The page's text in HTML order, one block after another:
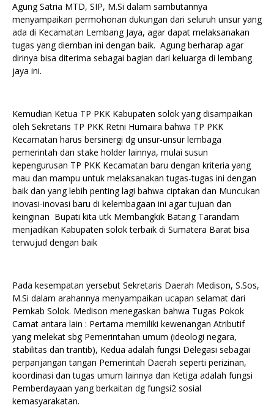
Agung Satria MTD, SIP, M.Si dalam sambutannya
menyampaikan permohonan dukungan dari seluruh unsur yang
ada di Kecamatan Lembang Jaya, agar dapat melaksanakan
tugas yang diemban ini dengan baik. Agung berharap agar
dirinya bisa diterima sebagai bagian dari keluarga di lembang
jaya ini.
Kemudian Ketua TP PKK Kabupaten solok yang disampaikan
oleh Sekretaris TP PKK Retni Humaira bahwa TP PKK
Kecamatan harus bersinergi dg unsur-unsur lembaga
pemerintah dan stake holder lainnya, mulai susun
kepengurusan TP PKK Kecamatan baru dengan kriteria yang
mau dan mampu untuk melaksanakan tugas-tugas ini dengan
baik dan yang lebih penting lagi bahwa ciptakan dan Muncukan
inovasi-inovasi baru di kelembagaan ini agar tujuan dan
keinginan Bupati kita utk Membangkik Batang Tarandam
menjadikan Kabupaten solok terbaik di Sumatera Barat bisa
terwujud dengan baik
Pada kesempatan yersebut Sekretaris Daerah Medison, S.Sos,
M.Si dalam arahannya menyampaikan ucapan selamat dari
Pemkab Solok. Medison menegaskan bahwa Tugas Pokok
Camat antara lain : Pertama memiliki kewenangan Atributif
yang melekat sbg Pemerintahan umum (ideologi negara,
stabilitas dan trantib), Kedua adalah fungsi Delegasi sebagai
perpanjangan tangan Pemerintah Daerah seperti perizinan,
koordinasi dan tugas umum lainnya dan Ketiga adalah fungsi
Pemberdayaan yang berkaitan dg fungsi2 sosial
kemasyarakatan.